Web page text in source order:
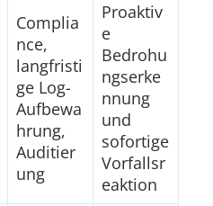
Complia
nce,
langfristi
ge Log-
Aufbewa
hrung,
Auditier
ung
Proaktiv
e
Bedrohu
ngserke
nnung
und
sofortige
Vorfallsr
eaktion